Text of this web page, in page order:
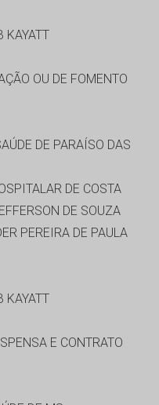
KAYATT
OU DE FOMENTO
DE PARAÍSO DAS
DE COSTA
DE SOUZA
PEREIRA DE PAULA
KAYATT
E CONTRATO